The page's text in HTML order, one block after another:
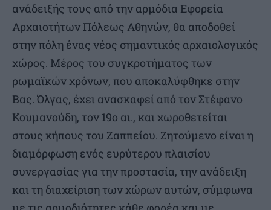
ανάδειξής τους από την αρμόδια Εφορεία
Αρχαιοτήτων Πόλεως Αθηνών, θα αποδοθεί
στην πόλη ένας νέος σημαντικός αρχαιολογικός
χώρος. Μέρος του συγκροτήματος των
ρωμαϊκών χρόνων, που αποκαλύφθηκε στην
Βας. Όλγας, έχει ανασκαφεί από τον Στέφανο
Κουμανούδη, τον 19ο αι., και χωροθετείται
στους κήπους του Ζαππείου. Ζητούμενο είναι η
διαμόρφωση ενός ευρύτερου πλαισίου
συνεργασίας για την προστασία, την ανάδειξη
και τη διαχείριση των χώρων αυτών, σύμφωνα